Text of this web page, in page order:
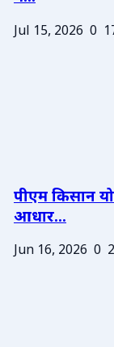
Jul 15, 2026 0
पीएम किसान
आधार...
Jun 16, 2026 0